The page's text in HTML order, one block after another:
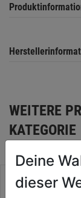
WEITERE
KATEGORIE
Deine
dieser